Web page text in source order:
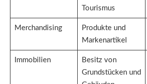
Tourismus
Merchandising
Produkte und
Markenartikel
Immobilien
Besitz von
Grundstücken und